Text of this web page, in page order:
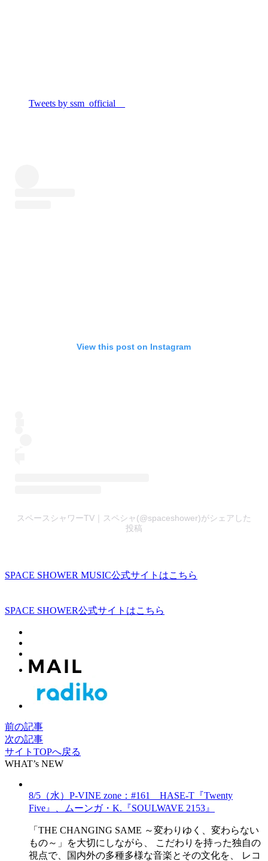
Tweets by ssm_official__
View this post on Instagram
スペースシャワーTV｜スペシャ(@spaceshower)がシェアした
投稿
SPACE SHOWER MUSIC公式サイトはこちら
SPACE SHOWER公式サイトはこちら
前の記事
次の記事
サイトTOPへ戻る
WHAT’s NEW
8/5（水）P-VINE zone：#161 HASE-T『Twenty
Five』、ムーンガ・K.『SOULWAVE 2153』
「THE CHANGING SAME ～変わりゆく、変わらない
もの～」を大切にしながら、 こだわりを持った独自の
視点で、国内外の多種多様な音楽とその文化を、 レコ